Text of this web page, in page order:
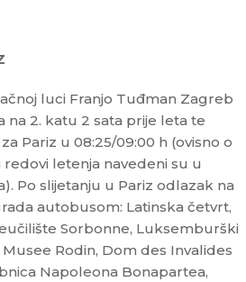
luci Franjo Tuđman Zagreb
na 2. katu 2 sata prije leta te
Pariz u 08:25/09:00 h (ovisno o
letenja navedeni su u
Po slijetanju u Pariz odlazak na
autobusom: Latinska četvrt,
Sorbonne, Luksemburški
Rodin, Dom des Invalides
Napoleona Bonapartea,